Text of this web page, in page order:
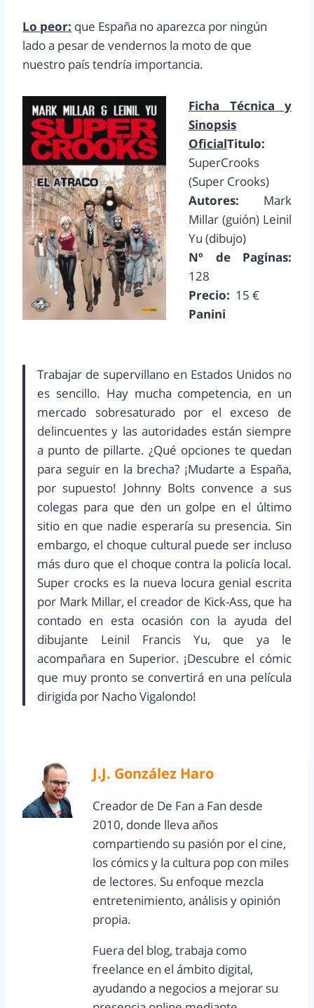
Lo peor: que España no aparezca por ningún
lado a pesar de vendernos la moto de que
nuestro país tendría importancia.
Ficha Técnica y
Sinopsis
OficialTitulo:
SuperCrooks
(Super Crooks)
Autores: Mark
Millar (guión) Leinil
Yu (dibujo)
Nº de Paginas:
128
Precio: 15 €
Panini
Trabajar de supervillano en Estados Unidos no
es sencillo. Hay mucha competencia, en un
mercado sobresaturado por el exceso de
delincuentes y las autoridades están siempre
a punto de pillarte. ¿Qué opciones te quedan
para seguir en la brecha? ¡Mudarte a España,
por supuesto! Johnny Bolts convence a sus
colegas para que den un golpe en el último
sitio en que nadie esperaría su presencia. Sin
embargo, el choque cultural puede ser incluso
más duro que el choque contra la policía local.
Super crocks es la nueva locura genial escrita
por Mark Millar, el creador de Kick-Ass, que ha
contado en esta ocasión con la ayuda del
dibujante Leinil Francis Yu, que ya le
acompañara en Superior. ¡Descubre el cómic
que muy pronto se convertirá en una película
dirigida por Nacho Vigalondo!
J.J. González Haro
Creador de De Fan a Fan desde
2010, donde lleva años
compartiendo su pasión por el cine,
los cómics y la cultura pop con miles
de lectores. Su enfoque mezcla
entretenimiento, análisis y opinión
propia.
Fuera del blog, trabaja como
freelance en el ámbito digital,
ayudando a negocios a mejorar su